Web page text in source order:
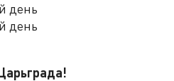
день
день